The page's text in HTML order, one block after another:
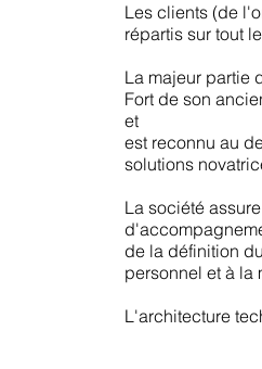
Les clients (de
répartis sur tout
La majeur partie
Fort de son
et
est reconnu au
solutions
La société
de la définition
personnel et à la
L'architecture